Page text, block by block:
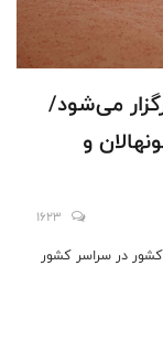
برگزار می‌شود/
و
1623
کشور در سراسر کشور